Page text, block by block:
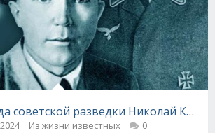
советской разведки Николай
Из жизни известных 0